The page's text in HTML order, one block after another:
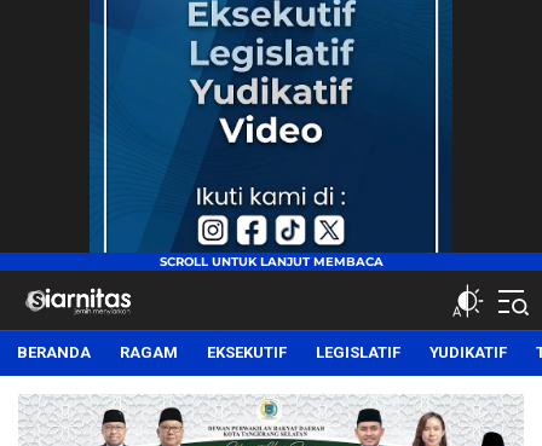
siarnitas
Jernih Menyiarkan
BERANDA RAGAM EKSEKUTIF LEGISLATIF YUDIKATIF